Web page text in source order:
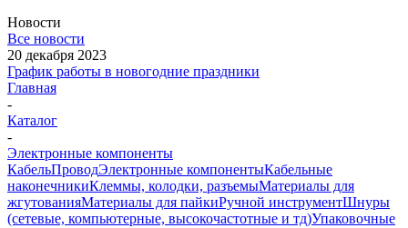
Новости
Все новости
20 декабря 2023
График работы в новогодние праздники
Главная
-
Каталог
-
Электронные компоненты
КабельПроводЭлектронные компонентыКабельные
наконечникиКлеммы, колодки, разъемыМатериалы для
жгутованияМатериалы для пайкиРучной инструментШнуры
(сетевые, компьютерные, высокочастотные и тд)Упаковочные